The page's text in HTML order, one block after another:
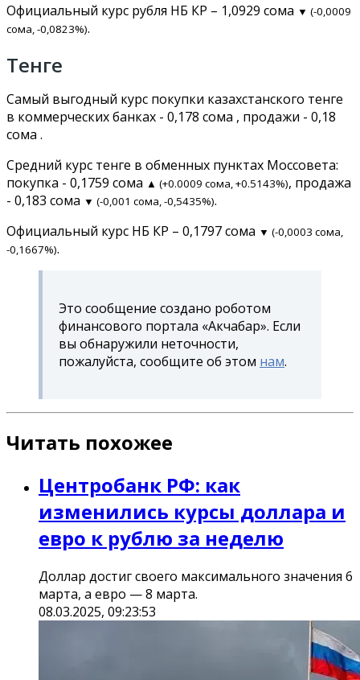
Официальный курс рубля НБ КР – 1,0929 сома ▼ (-0,0009
сома, -0,0823%).
Тенге
Самый выгодный курс покупки казахстанского тенге
в коммерческих банках - 0,178 сома , продажи - 0,18
сома .
Средний курс тенге в обменных пунктах Моссовета:
покупка - 0,1759 сома ▲ (+0.0009 сома, +0.5143%), продажа
- 0,183 сома ▼ (-0,001 сома, -0,5435%).
Официальный курс НБ КР – 0,1797 сома ▼ (-0,0003 сома,
-0,1667%).
Это сообщение создано роботом
финансового портала «Акчабар». Если
вы обнаружили неточности,
пожалуйста, сообщите об этом нам.
Читать похожее
Центробанк РФ: как
изменились курсы доллара и
евро к рублю за неделю
Доллар достиг своего максимального значения 6
марта, а евро — 8 марта.
08.03.2025, 09:23:53